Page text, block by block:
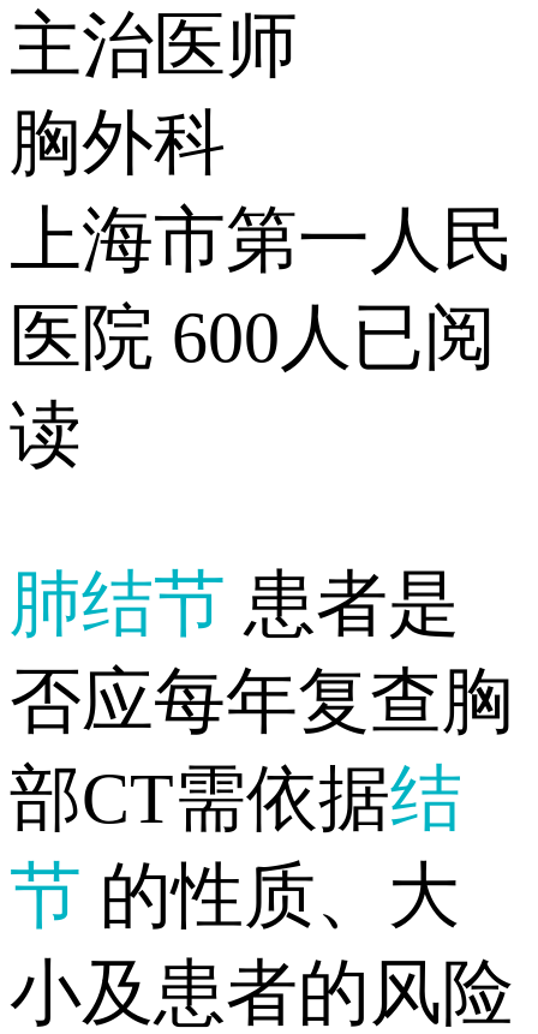
主治医师
胸外科
上海市第一人民
医院 600人已阅
读
肺结节 患者是
否应每年复查胸
部CT需依据结
节 的性质、大
小及患者的风险